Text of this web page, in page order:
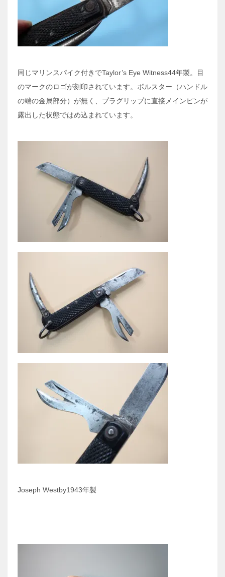
同じマリンスパイク付きでTaylor’s Eye Witness44年製。目
のマークのロゴが刻印されています。ボルスター（ハンドル
の端の金属部分）が無く、プラグリップに直接メインピンが
露出した状態ではめ込まれています。
Joseph Westby1943年製